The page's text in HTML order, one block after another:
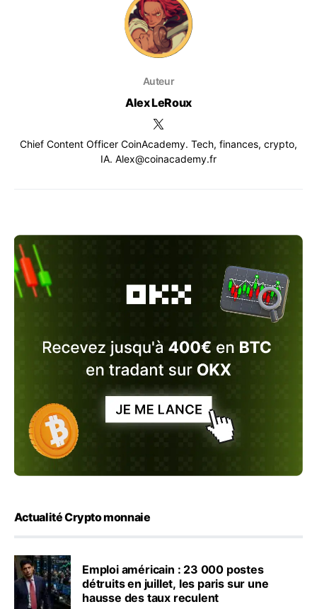
Auteur
Alex LeRoux
Chief Content Officer CoinAcademy. Tech, finances, crypto,
IA. Alex@coinacademy.fr
Actualité Crypto monnaie
Emploi américain : 23 000 postes
détruits en juillet, les paris sur une
hausse des taux reculent